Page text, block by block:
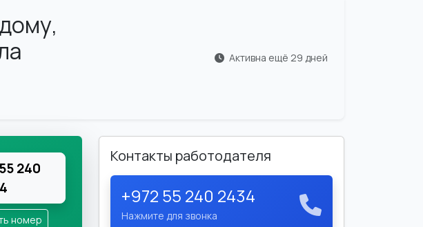
Активна ещё 29 дней
240
номер
Контакты работодателя
+972 55 240 2434
Нажмите для звонка